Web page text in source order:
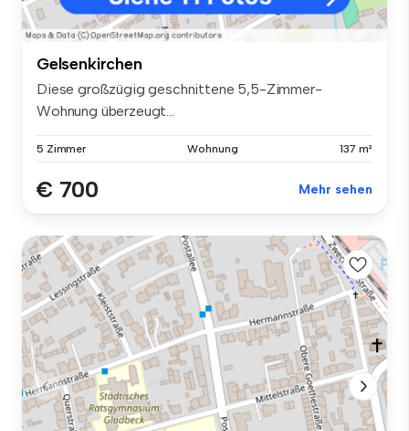
Gelsenkirchen
Diese großzügig geschnittene 5,5-Zimmer-
Wohnung überzeugt...
5 Zimmer Wohnung 137 m²
€ 700 Mehr sehen